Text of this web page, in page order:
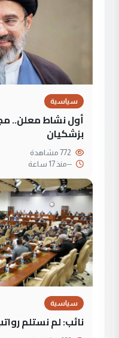
سياسية
أول نشاط معلن..
بزشكيان
--منذ 17 ساعة
سياسية
نائب: لم نستلم